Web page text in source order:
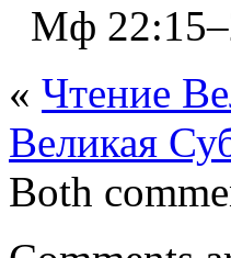
Мф
« Чтение
Великая
Both